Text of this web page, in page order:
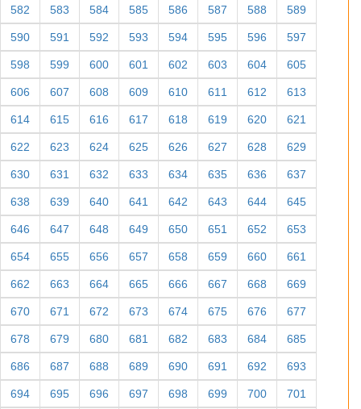
582 583 584 585 586 587 588 589
590 591 592 593 594 595 596 597
598 599 600 601 602 603 604 605
606 607 608 609 610 611 612 613
614 615 616 617 618 619 620 621
622 623 624 625 626 627 628 629
630 631 632 633 634 635 636 637
638 639 640 641 642 643 644 645
646 647 648 649 650 651 652 653
654 655 656 657 658 659 660 661
662 663 664 665 666 667 668 669
670 671 672 673 674 675 676 677
678 679 680 681 682 683 684 685
686 687 688 689 690 691 692 693
694 695 696 697 698 699 700 701